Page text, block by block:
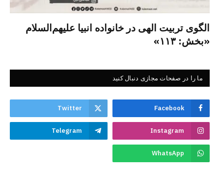
الگوی تربیت الهی در خانواده انبیا‌‌ علیهم‌السلام
«بخش: ۱۱۳»
ما را در صفحات مجازی دنبال کنید
Facebook
Twitter
Instagram
Telegram
WhatsApp